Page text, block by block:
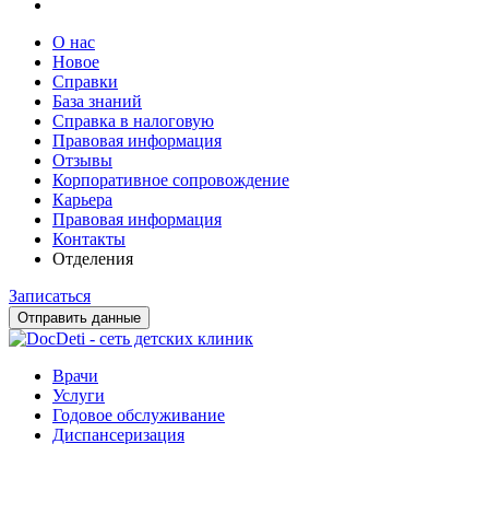
О нас
Новое
Справки
База знаний
Справка в налоговую
Правовая информация
Отзывы
Корпоративное сопровождение
Карьера
Правовая информация
Контакты
Отделения
Записаться
Отправить данные
Врачи
Услуги
Годовое обслуживание
Диспансеризация